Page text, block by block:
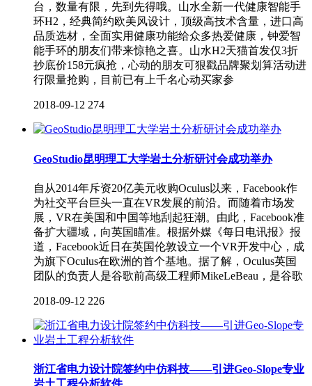
台，数量有限，先到先得哦。山水全新一代健康智能手
环H2，经典简约欧美风设计，顶级高技术含量，进口高
品质选材，全面实用健康功能给众多热爱健康，钟爱智
能手环的朋友们带来惊艳之喜。山水H2天猫首发仅3折
抄底价158元疯抢，心动的朋友可狠戳品牌聚划算活动进
行限量抢购，目前已有上千名心动买家参
2018-09-12 274
GeoStudio昆明理工大学岩土分析研讨会成功举办
自从2014年斥资20亿美元收购Oculus以来，Facebook作
为社交平台巨头一直在VR发展的前沿。而随着市场发
展，VR在美国和中国等地刮起狂潮。由此，Facebook准
备扩大疆域，向英国瞄准。根据外媒《每日电讯报》报
道，Facebook近日在英国伦敦设立一个VR开发中心，成
为旗下Oculus在欧洲的首个基地。据了解，Oculus英国
团队的负责人是谷歌前高级工程师MikeLeBeau，是谷歌
2018-09-12 226
浙江省电力设计院签约中仿科技——引进Geo-Slope专业